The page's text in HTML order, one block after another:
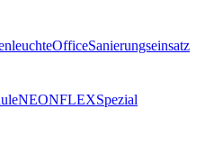
OfficeSanierungseinsatz
NEONFLEXSpezial